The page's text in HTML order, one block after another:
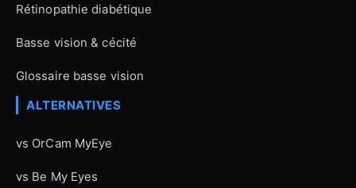
Rétinopathie diabétique
Basse vision & cécité
Glossaire basse vision
ALTERNATIVES
vs OrCam MyEye
vs Be My Eyes